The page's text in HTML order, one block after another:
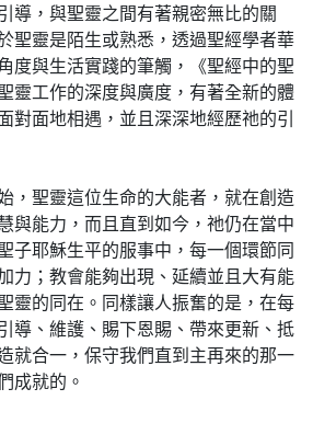
導，與聖靈之間有著親密無比的關
聖靈是陌生或熟悉，透過聖經學者華
度與生活實踐的筆觸，《聖經中的聖
靈工作的深度與廣度，有著全新的體
對面地相遇，並且深深地經歷祂的引
，聖靈這位生命的大能者，就在創造
與能力，而且直到如今，祂仍在當中
子耶穌生平的服事中，每一個環節同
力；教會能夠出現、延續並且大有能
靈的同在。同樣讓人振奮的是，在每
導、維護、賜下恩賜、帶來更新、抵
就合一，保守我們直到主再來的那一
成就的。